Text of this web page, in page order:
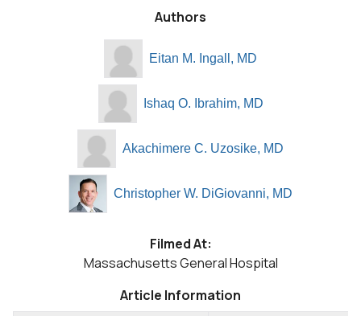
Authors
Eitan M. Ingall, MD
Ishaq O. Ibrahim, MD
Akachimere C. Uzosike, MD
Christopher W. DiGiovanni, MD
Filmed At:
Massachusetts General Hospital
Article Information